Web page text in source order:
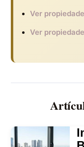
Ver
Ver